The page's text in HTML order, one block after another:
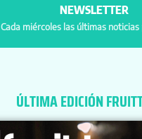
NEWSLETTER
Cada miércoles las últimas noticias
ÚLTIMA EDICIÓN